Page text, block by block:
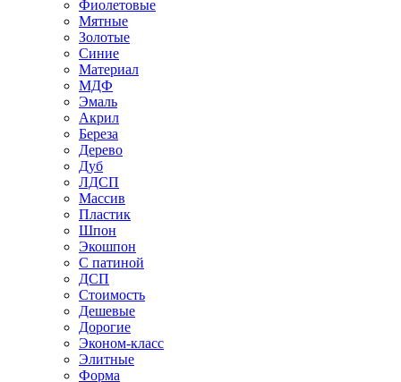
Фиолетовые
Мятные
Золотые
Синие
Материал
МДФ
Эмаль
Акрил
Береза
Дерево
Дуб
ЛДСП
Массив
Пластик
Шпон
Экошпон
С патиной
ДСП
Стоимость
Дешевые
Дорогие
Эконом-класс
Элитные
Форма